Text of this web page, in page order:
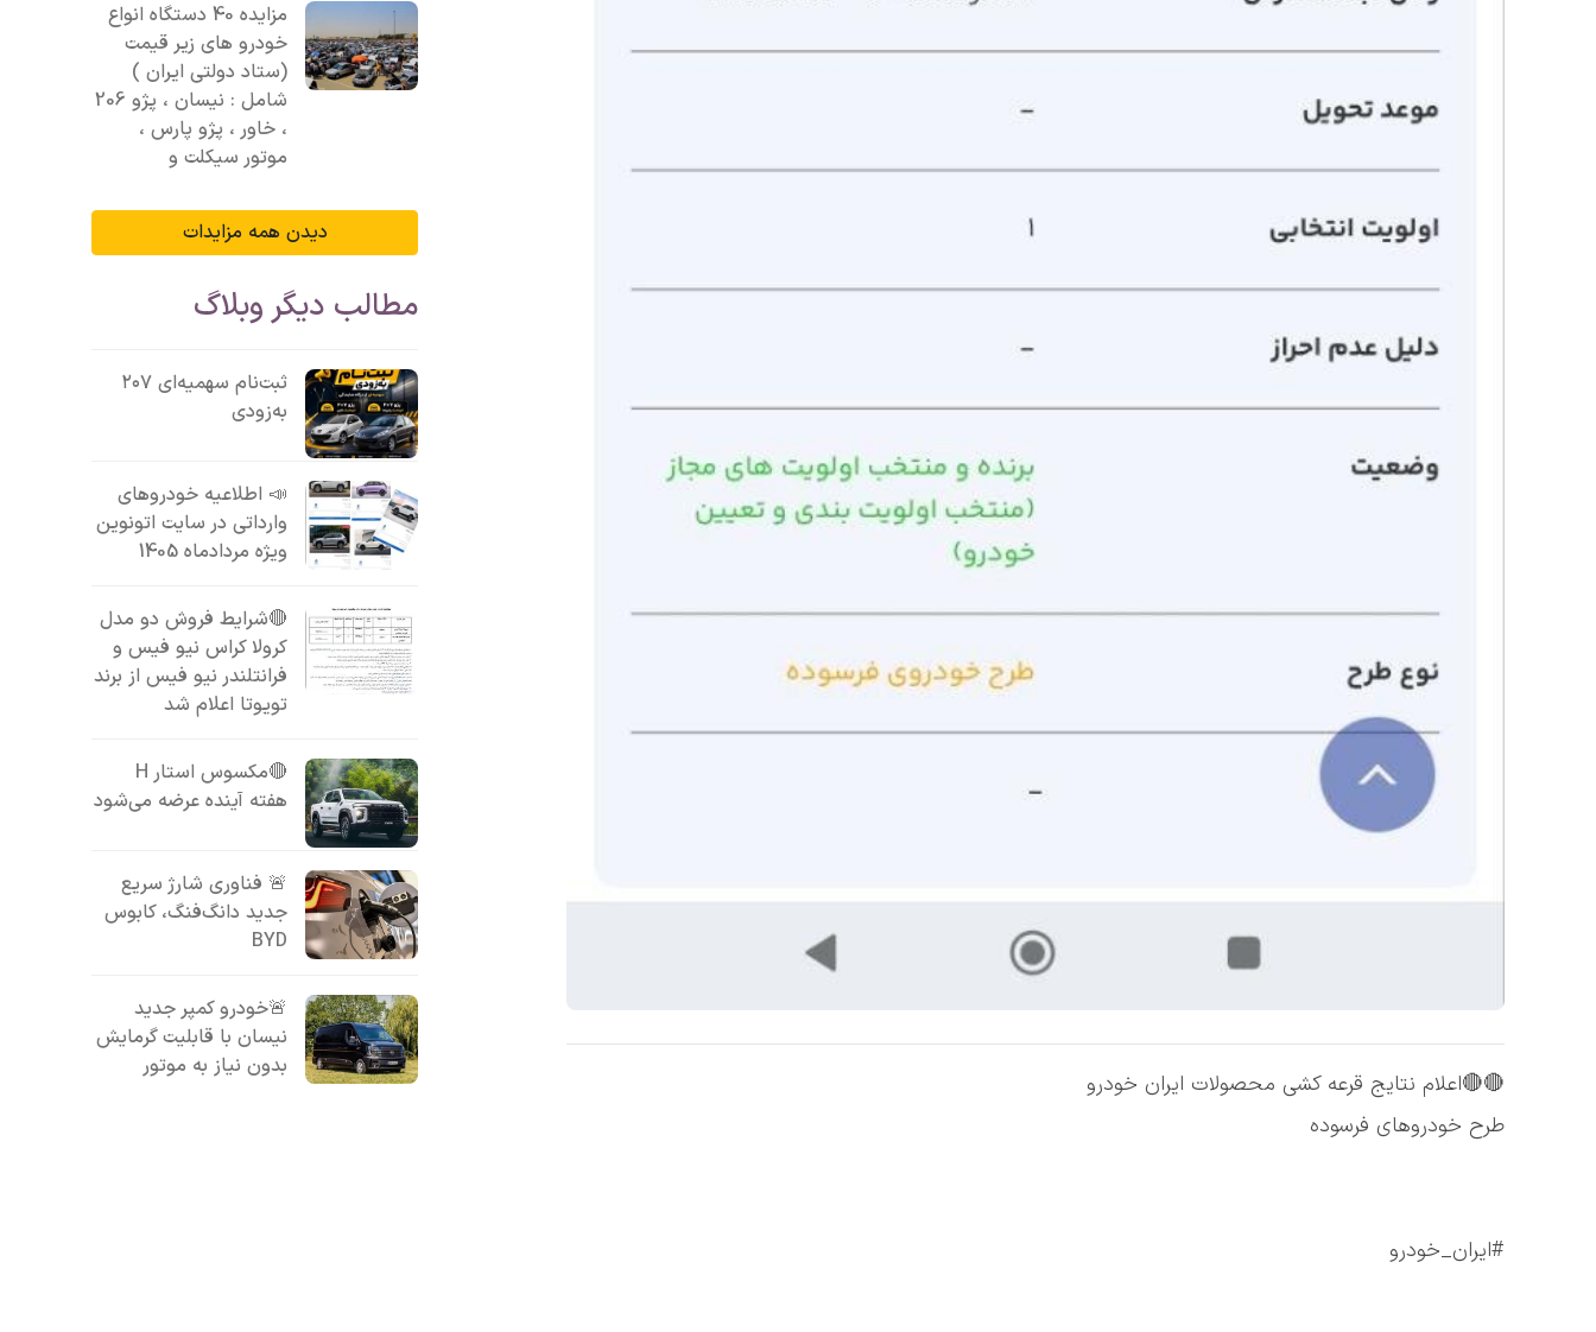
🔴🔴اعلام نتایج قرعه کشی محصولات ایران خودرو
طرح خودروهای فرسوده
#ایران_خودرو
مزایده 40 دستگاه انواع
خودرو های زیر قیمت
(ستاد دولتی ایران )
شامل : نیسان ، پژو 206
، خاور ، پژو پارس ،
موتور سیکلت و
دیدن همه مزایدات
مطالب دیگر وبلاگ
ثبت‌نام سهمیه‌ای ۲۰۷
به‌زودی
📣 اطلاعیه خودروهای
وارداتی در سایت اتونوین
ویژه مردادماه 1405
🔴شرایط فروش دو مدل
کرولا کراس نیو فیس و
فرانتلندر نیو فیس از برند
تویوتا اعلام شد
🔴مکسوس استار H
هفته آینده عرضه می‌شود
🚨 فناوری شارژ سریع
جدید دانگ‌فنگ، کابوس
BYD
🚨خودرو کمپر جدید
نیسان با قابلیت گرمایش
بدون نیاز به موتور